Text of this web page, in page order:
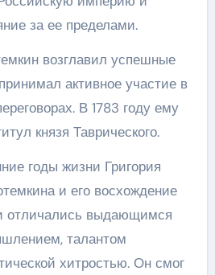
за ее пределами.
возглавил успешные
активное участие в
В 1783 году ему
князя Таврического.
годы жизни Григория
и его восхождение
отличались выдающимся
талантом
хитростью. Он смог